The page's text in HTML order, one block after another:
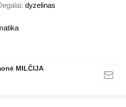
dyzelinas
MILČIJA